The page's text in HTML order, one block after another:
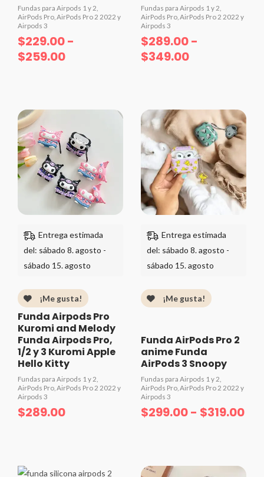
Fundas para Airpods 1 y 2,
AirPods Pro, AirPods Pro 2 2022 y
Airpods 3
$229.00-
$259.00
Fundas para Airpods 1 y 2,
AirPods Pro, AirPods Pro 2 2022 y
Airpods 3
$289.00-
$349.00
Entrega estimada
del: sábado 8. agosto -
sábado 15. agosto
¡Me gusta!
Funda Airpods Pro
Kuromi and Melody
Funda Airpods Pro,
1/2 y 3 Kuromi Apple
Hello Kitty
Fundas para Airpods 1 y 2,
AirPods Pro, AirPods Pro 2 2022 y
Airpods 3
$289.00
5
Entrega estimada
del: sábado 8. agosto -
sábado 15. agosto
¡Me gusta!
Funda AirPods Pro 2
anime Funda
AirPods 3 Snoopy
Fundas para Airpods 1 y 2,
AirPods Pro, AirPods Pro 2 2022 y
Airpods 3
$299.00- $319.00
de